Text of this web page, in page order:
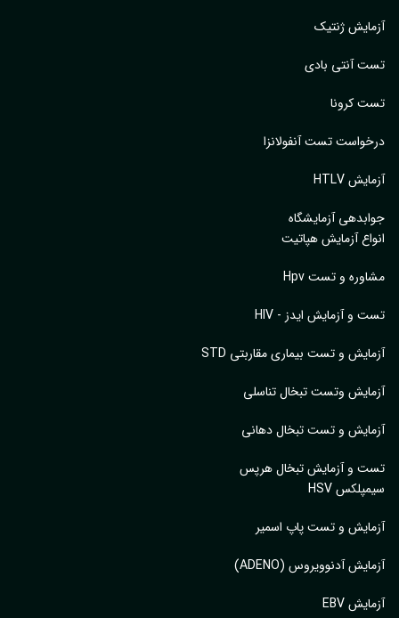
آزمایش ژنتیک
تست آنتی بادی
تست کرونا
درخواست تست آنفولانزا
آزمایش HTLV
جوابدهی آزمایشگاه
انواع آزمایش هپاتیت
مشاوره و تست Hpv
تست و آزمایش ایدز - HIV
آزمایش و تست بیماری مقاربتی STD
آزمایش وتست تبخال تناسلی
آزمایش و تست تبخال دهانی
تست و آزمایش تبخال هرپس
سیمپلکس HSV
آزمایش و تست پاپ اسمیر
آزمایش آدنوویروس (ADENO)
آزمایش EBV